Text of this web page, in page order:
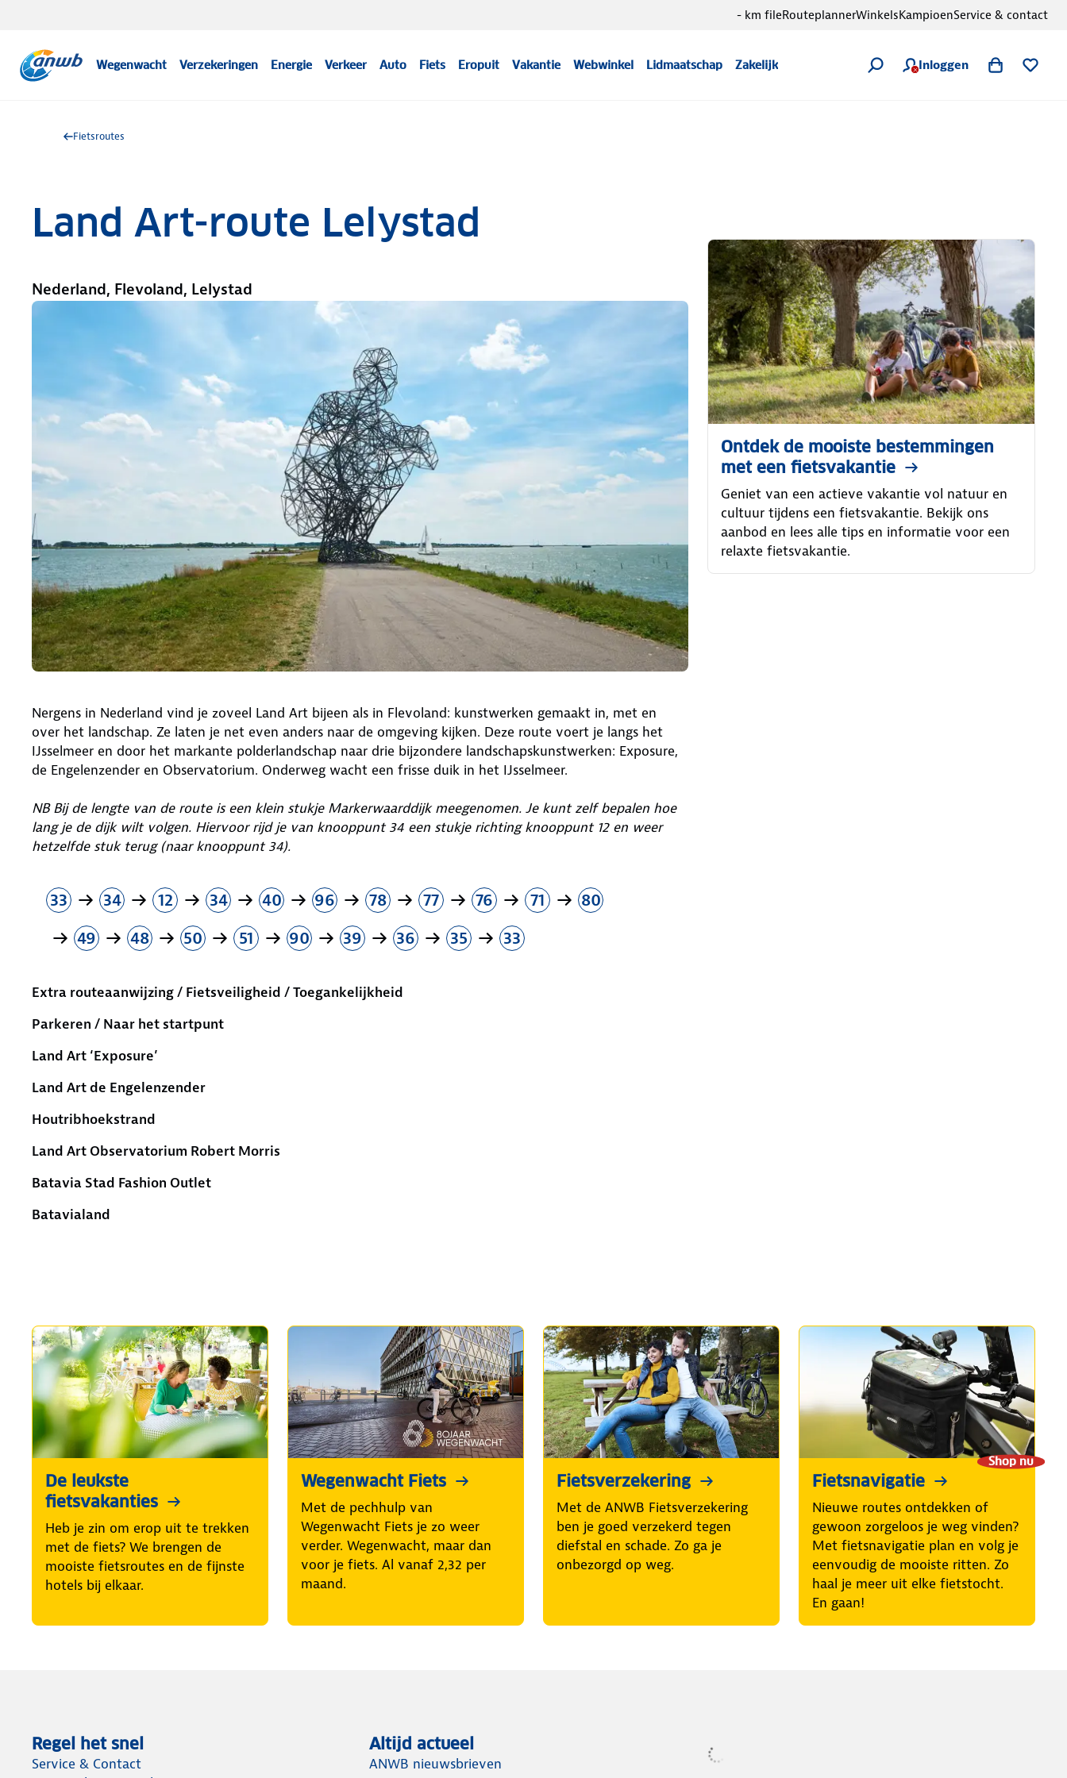
Wegenwacht Verzekeringen Energie Verkeer Auto Fiets Eropuit Vakantie Webwinkel Lidmaatschap Zakelijk Inloggen
- km fileRouteplannerWinkelsKampioenService & contact
Fietsroutes
Land Art-route Lelystad
Nederland, Flevoland, Lelystad
Nergens in Nederland vind je zoveel Land Art bijeen als in Flevoland: kunstwerken gemaakt in, met en
over het landschap. Ze laten je net even anders naar de omgeving kijken. Deze route voert je langs het
IJsselmeer en door het markante polderlandschap naar drie bijzondere landschapskunstwerken: Exposure,
de Engelenzender en Observatorium. Onderweg wacht een frisse duik in het IJsselmeer.
NB Bij de lengte van de route is een klein stukje Markerwaarddijk meegenomen. Je kunt zelf bepalen hoe
lang je de dijk wilt volgen. Hiervoor rijd je van knooppunt 34 een stukje richting knooppunt 12 en weer
hetzelfde stuk terug (naar knooppunt 34).
33 34 12 34 40 96 78 77 76 71
80
49
48 50 51 90 39 36 35 33
Extra routeaanwijzing / Fietsveiligheid / Toegankelijkheid
Parkeren / Naar het startpunt
Land Art ‘Exposure’
Land Art de Engelenzender
Houtribhoekstrand
Land Art Observatorium Robert Morris
Batavia Stad Fashion Outlet
Batavialand
Ontdek de mooiste bestemmingen
met een fietsvakantie
Geniet van een actieve vakantie vol natuur en
cultuur tijdens een fietsvakantie. Bekijk ons
aanbod en lees alle tips en informatie voor een
relaxte fietsvakantie.
De leukste
fietsvakanties
Heb je zin om erop uit te trekken
met de fiets? We brengen de
mooiste fietsroutes en de fijnste
hotels bij elkaar.
Wegenwacht Fiets
Met de pechhulp van
Wegenwacht Fiets je zo weer
verder. Wegenwacht, maar dan
voor je fiets. Al vanaf 2,32 per
maand.
Fietsverzekering
Met de ANWB Fietsverzekering
ben je goed verzekerd tegen
diefstal en schade. Zo ga je
onbezorgd op weg.
Shop nu
Fietsnavigatie
Nieuwe routes ontdekken of
gewoon zorgeloos je weg vinden?
Met fietsnavigatie plan en volg je
eenvoudig de mooiste ritten. Zo
haal je meer uit elke fietstocht.
En gaan!
Regel het snel
Service & Contact
Altijd actueel
ANWB nieuwsbrieven